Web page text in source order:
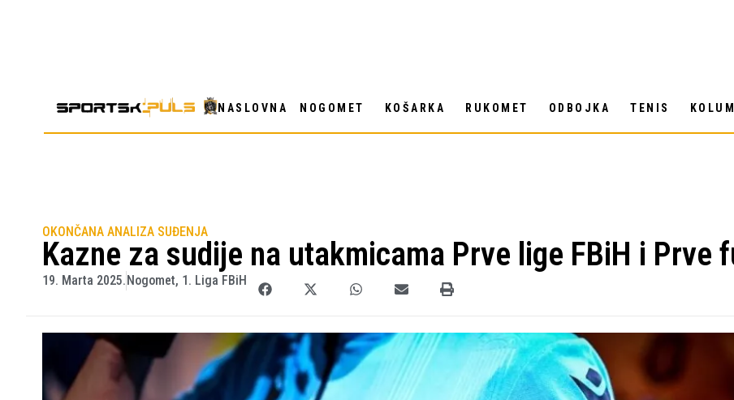
NASLOVNA NOGOMET KOŠARKA RUKOMET ODBOJKA TENIS
OKONČANA ANALIZA SUĐENJA
Kazne za sudije na utakmicama Prve lige FBiH i Prve
19. Marta 2025. Nogomet, 1. Liga FBiH